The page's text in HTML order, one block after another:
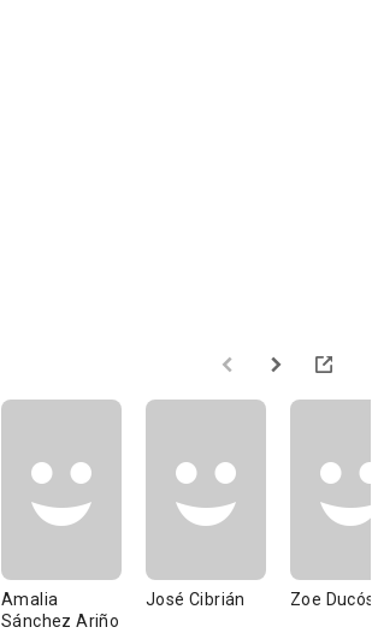
Amalia
Sánchez Ariño
José Cibrián Zoe